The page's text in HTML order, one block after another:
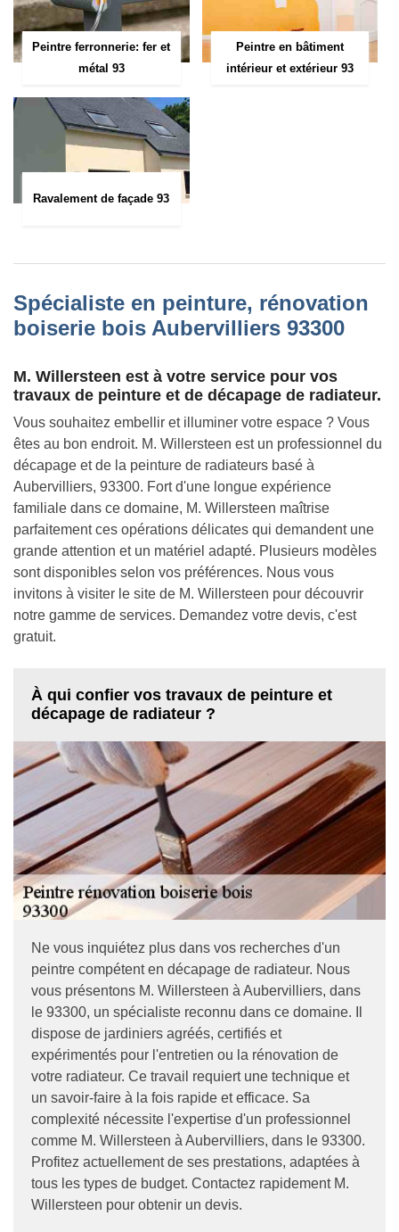
Peintre ferronnerie: fer et
métal 93
Peintre en bâtiment
intérieur et extérieur 93
Ravalement de façade 93
Spécialiste en peinture, rénovation
boiserie bois Aubervilliers 93300
M. Willersteen est à votre service pour vos
travaux de peinture et de décapage de radiateur.
Vous souhaitez embellir et illuminer votre espace ? Vous
êtes au bon endroit. M. Willersteen est un professionnel du
décapage et de la peinture de radiateurs basé à
Aubervilliers, 93300. Fort d'une longue expérience
familiale dans ce domaine, M. Willersteen maîtrise
parfaitement ces opérations délicates qui demandent une
grande attention et un matériel adapté. Plusieurs modèles
sont disponibles selon vos préférences. Nous vous
invitons à visiter le site de M. Willersteen pour découvrir
notre gamme de services. Demandez votre devis, c'est
gratuit.
À qui confier vos travaux de peinture et
décapage de radiateur ?
Ne vous inquiétez plus dans vos recherches d'un
peintre compétent en décapage de radiateur. Nous
vous présentons M. Willersteen à Aubervilliers, dans
le 93300, un spécialiste reconnu dans ce domaine. Il
dispose de jardiniers agréés, certifiés et
expérimentés pour l'entretien ou la rénovation de
votre radiateur. Ce travail requiert une technique et
un savoir-faire à la fois rapide et efficace. Sa
complexité nécessite l'expertise d'un professionnel
comme M. Willersteen à Aubervilliers, dans le 93300.
Profitez actuellement de ses prestations, adaptées à
tous les types de budget. Contactez rapidement M.
Willersteen pour obtenir un devis.